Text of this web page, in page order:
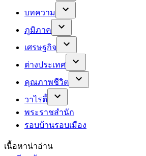
บทความ
ภูมิภาค
เศรษฐกิจ
ต่างประเทศ
คุณภาพชีวิต
วาไรตี้
พระราชสำนัก
รอบบ้านรอบเมือง
เนื้อหาน่าอ่าน